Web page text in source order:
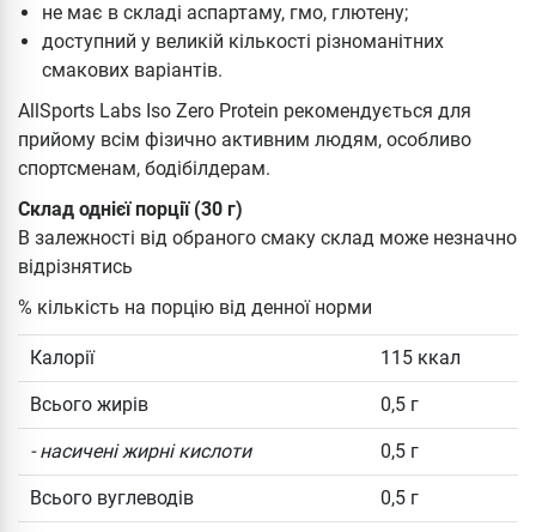
не має в складі аспартаму, гмо, глютену;
доступний у великій кількості різноманітних
смакових варіантів.
AllSports Labs Iso Zero Protein рекомендується для
прийому всім фізично активним людям, особливо
спортсменам, бодібілдерам.
Склад однієї порції (30 г)
В залежності від обраного смаку склад може незначно
відрізнятись
% кількість на порцію від денної норми
Калорії 115 ккал
Всього жирів 0,5 г
- насичені жирні кислоти 0,5 г
Всього вуглеводів 0,5 г